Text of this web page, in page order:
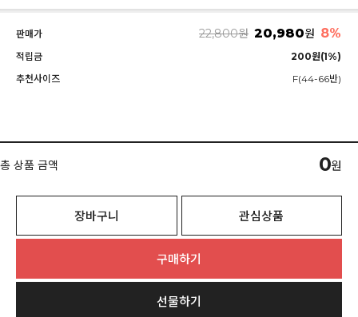
판매가 22,800원 20,980원 8%
적립금
200원(1%)
추천사이즈
F(44-66반)
총 상품 금액 0원
장바구니 관심상품
구매하기
선물하기